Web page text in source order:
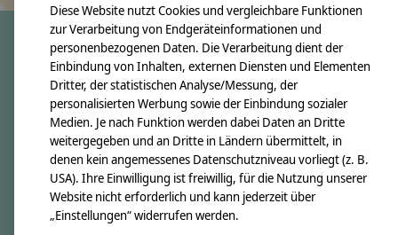
crêpes suzette
Über uns
Unsere Creppies
Nähkästchen
Unsere Stoffe
Impressum
Diese Website nutzt Cookies und vergleichbare Funktionen
zur Verarbeitung von Endgeräteinformationen und
personenbezogenen Daten. Die Verarbeitung dient der
Einbindung von Inhalten, externen Diensten und Elementen
Dritter, der statistischen Analyse/Messung, der
personalisierten Werbung sowie der Einbindung sozialer
Medien. Je nach Funktion werden dabei Daten an Dritte
weitergegeben und an Dritte in Ländern übermittelt, in
denen kein angemessenes Datenschutzniveau vorliegt (z. B.
USA). Ihre Einwilligung ist freiwillig, für die Nutzung unserer
Website nicht erforderlich und kann jederzeit über
„Einstellungen“ widerrufen werden.